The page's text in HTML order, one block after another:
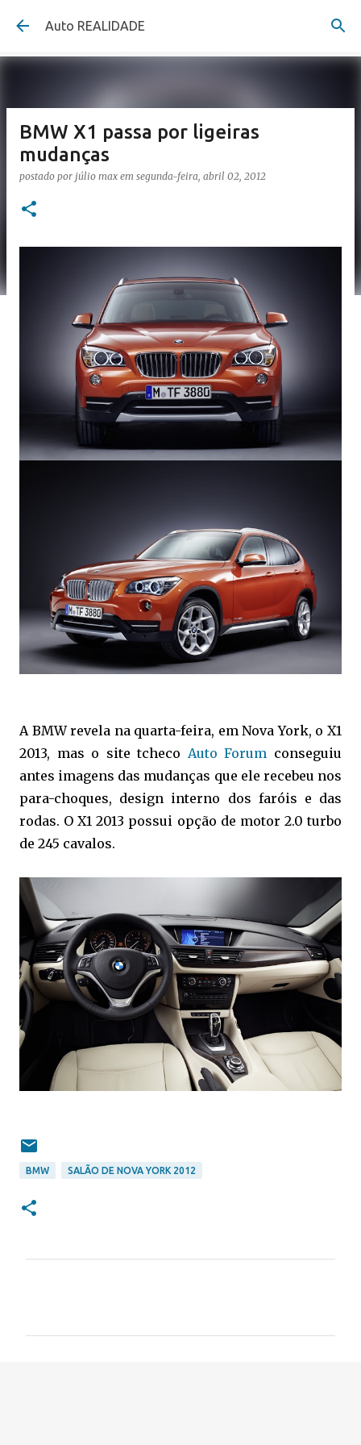
Pular para o conteúdo principal
Auto REALIDADE
BMW X1 passa por ligeiras
mudanças
postado por júlio max em segunda-feira, abril 02, 2012
A BMW revela na quarta-feira, em Nova York, o X1
2013, mas o site tcheco Auto Forum conseguiu
antes imagens das mudanças que ele recebeu nos
para-choques, design interno dos faróis e das
rodas. O X1 2013 possui opção de motor 2.0 turbo
de 245 cavalos.
BMW SALÃO DE NOVA YORK 2012
m